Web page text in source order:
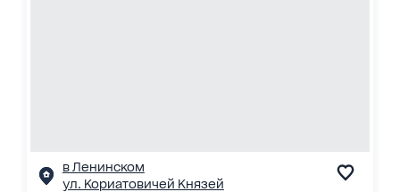
в Ленинском
ул. Кориатовичей Князей